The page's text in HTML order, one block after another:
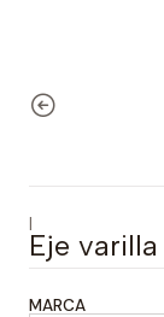
|
Eje varilla
MARCA